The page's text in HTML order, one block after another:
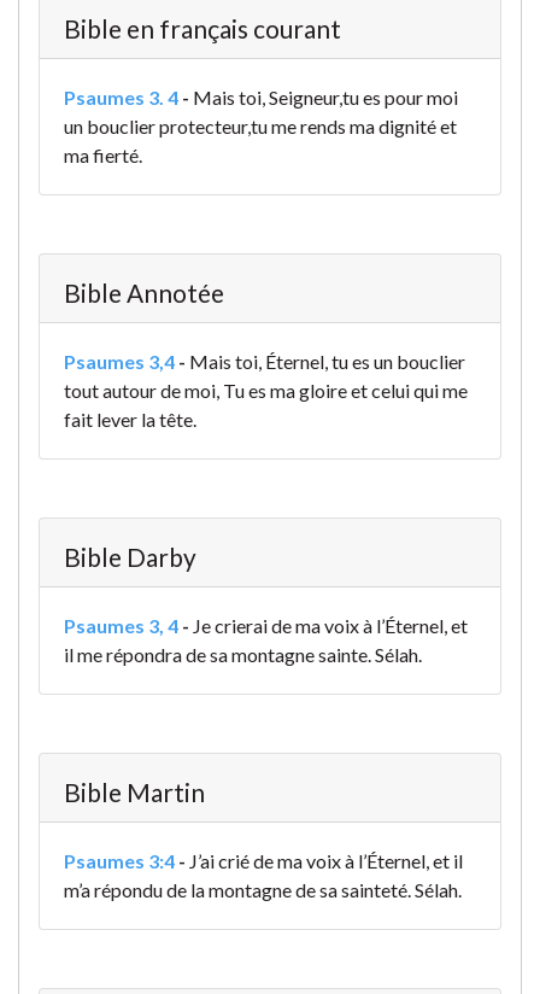
Bible en français courant
Psaumes 3. 4 - Mais toi, Seigneur,tu es pour moi
un bouclier protecteur,tu me rends ma dignité et
ma fierté.
Bible Annotée
Psaumes 3,4 - Mais toi, Éternel, tu es un bouclier
tout autour de moi, Tu es ma gloire et celui qui me
fait lever la tête.
Bible Darby
Psaumes 3, 4 - Je crierai de ma voix à l’Éternel, et
il me répondra de sa montagne sainte. Sélah.
Bible Martin
Psaumes 3:4 - J’ai crié de ma voix à l’Éternel, et il
m’a répondu de la montagne de sa sainteté. Sélah.